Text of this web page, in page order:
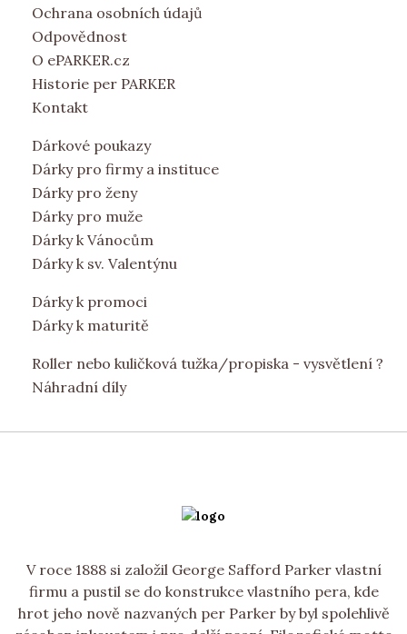
Ochrana osobních údajů
Odpovědnost
O ePARKER.cz
Historie per PARKER
Kontakt
Dárkové poukazy
Dárky pro firmy a instituce
Dárky pro ženy
Dárky pro muže
Dárky k Vánocům
Dárky k sv. Valentýnu
Dárky k promoci
Dárky k maturitě
Roller nebo kuličková tužka/propiska - vysvětlení ?
Náhradní díly
V roce 1888 si založil George Safford Parker vlastní
firmu a pustil se do konstrukce vlastního pera, kde
hrot jeho nově nazvaných per Parker by byl spolehlivě